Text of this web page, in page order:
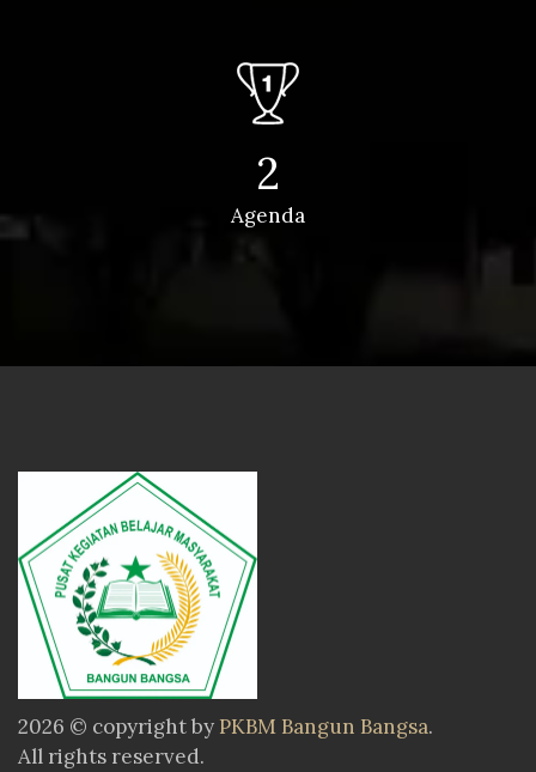
2
Agenda
2026 © copyright by PKBM Bangun Bangsa.
All rights reserved.